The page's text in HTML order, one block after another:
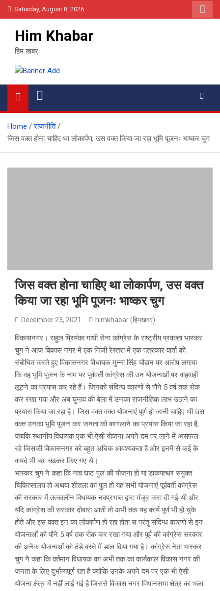
Skip
to
content
Saturday, August 8, 2026
Him Khabar
हिम खबर
Home
राजनीति
जिस वक्त होना चाहिए था लोकार्पण, उस वक्त किया जा रहा भूमि पूजनः भाष्कर चुग
जिस वक्त होना चाहिए था लोकार्पण, उस वक्त
किया जा रहा भूमि पूजनः भाष्कर चुग
December 23, 2021 himkhabar (हिमखबर)
विकासनगर। राहुल प्रियंका गांधी सेना कांग्रेस के राष्ट्रीय प्रवक्ता भास्कर
चुग ने आज विकास नगर में एक निजी रेस्तरां में एक पत्रकार वार्ता को
संबोधित करते हुए विकासनगर विधायक मुन्ना सिंह चौहान पर आरोप लगाया
कि वह भूमि पूजन के नाम पर पूर्ववर्ती कांग्रेस की उन योजनाओं पर वाहवाही
लूटने का प्रयास कर रहे हैं। जिनको संदिग्ध कारणों से पौने 5 वर्ष तक रोक
कर रखा गया और अब चुनाव की बेला में उनका राजनीतिक लाभ उठाने का
प्रयास किया जा रहा है। जिस वक्त वक्त योजनाएं पूर्ण हो जानी चाहिए थी उस
वक्त उनका भूमि पूजन कर जनता को बरगलाने का प्रयास किया जा रहा है,
जबकि स्थानीय विधायक एक भी ऐसी योजना अपने दम पर लाने में असफल
रहे जिसकी विकासनगर को बहुत अधिक आवश्यकता है और इनमें से कई के
वायदे भी बढ़-चढ़कर किए गए थे।
भास्कर चुग ने कहा कि नाव घाट पुल की योजना हो या डाकपत्थर संयुक्त
चिकित्सालय हो अथवा शीतला का पुल हो यह सभी योजनाएं पूर्ववर्ती कांग्रेस
की सरकार में तत्कालीन विधायक नवप्रभात द्वारा मंजूर करा दी गई थी और
यदि कांग्रेस की सरकार दोबारा आती तो अभी तक यह कार्य पूर्ण भी हो चुके
होते और इस वक्त इन का लोकार्पण हो रहा होता स परंतु संदिग्ध कारणों से इन
योजनाओं को पौने 5 वर्ष तक रोक कर रखा गया और पूर्व की कांग्रेस सरकार
की अनेक योजनाओं को ठंडे बस्ते में डाल दिया गया है। कांग्रेस नेता भास्कर
चुग ने कहा कि वर्तमान विधायक का अभी तक का कार्यकाल विकास नगर की
जनता के लिए दुर्भाग्यपूर्ण रहा है क्योंकि उनके अपने दम पर एक भी ऐसी
योजना क्षेत्र में नहीं लाई गई है जिससे विकास नगर विधानसभा क्षेत्र का भला